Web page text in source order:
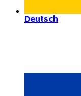
Deutsch